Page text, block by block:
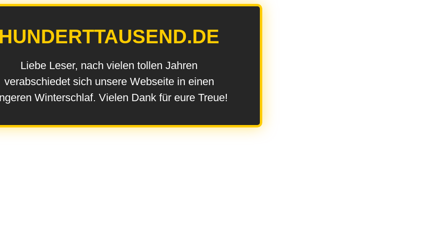
Liebe Leser, nach vielen tollen Jahren
verabschiedet sich unsere Webseite in einen
Winterschlaf. Vielen Dank für eure Treue!